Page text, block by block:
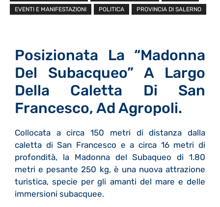
EVENTI E MANIFESTAZIONI
POLITICA PROVINCIA DI SALERNO
Posizionata La “Madonna
Del Subacqueo” A Largo
Della Caletta Di San
Francesco, Ad Agropoli.
Collocata a circa 150 metri di distanza dalla
caletta di San Francesco e a circa 16 metri di
profondità, la Madonna del Subaqueo di 1.80
metri e pesante 250 kg, è una nuova attrazione
turistica, specie per gli amanti del mare e delle
immersioni subacquee.